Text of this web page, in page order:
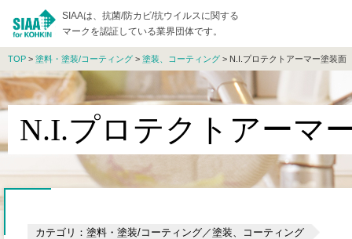
SIAAは、抗菌/防カビ/抗ウイルスに関する
マークを認証している業界団体です。
TOP > 塗料・塗装/コーティング > 塗装、コーティング > N.I.プロテクトアーマー塗装面
N.I.プロテクトアーマ
カテゴリ：塗料・塗装/コーティング／塗装、コーティング